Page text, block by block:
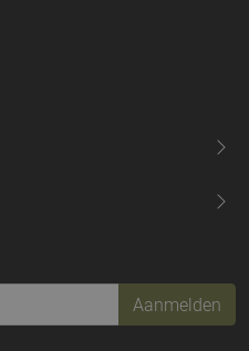
13.30-17.30
09.30-17.30
Aanmelden